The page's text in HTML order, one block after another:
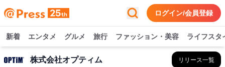
ログイン/会員登録
新着 エンタメ グルメ 旅行 ファッション・美容 ライフスタ
株式会社オプティム リリース一覧